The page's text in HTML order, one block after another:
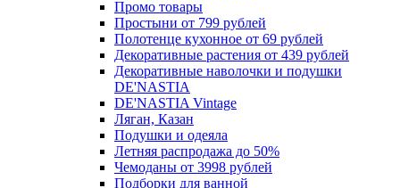
Промо товары
Простыни от 799 рублей
Полотенце кухонное от 69 рублей
Декоративные растения от 439 рублей
Декоративные наволочки и подушки
DE'NASTIA
DE'NASTIA Vintage
Ляган, Казан
Подушки и одеяла
Летняя распродажа до 50%
Чемоданы от 3998 рублей
Подборки для ванной